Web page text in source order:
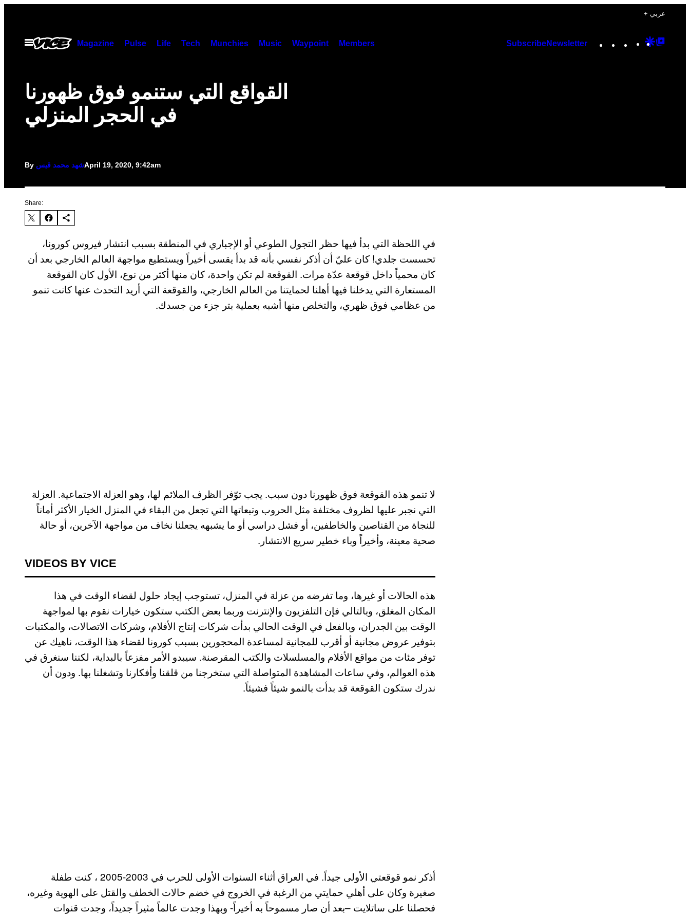
content
+ عربي
Open
Menu
Magazine Pulse Life Tech Munchies Music Waypoint Members SubscribeNewsletter Instagram
TikTok
YouTube
Google
القواقع التي ستنمو فوق ظهورنا
في الحجر المنزلي
By شهد محمد قيسApril 19, 2020, 9:42am
Share:
في اللحظة التي بدأ فيها حظر التجول الطوعي أو الإجباري في المنطقة بسبب انتشار فيروس كورونا،
تحسست جلدي! كان عليّ أن أذكر نفسي بأنه قد بدأ يقسى أخيراً ويستطيع مواجهة العالم الخارجي بعد أن
كان محمياً داخل قوقعة عدّة مرات. القوقعة لم تكن واحدة، كان منها أكثر من نوع، الأول كان القوقعة
المستعارة التي يدخلنا فيها أهلنا لحمايتنا من العالم الخارجي، والقوقعة التي أريد التحدث عنها كانت تنمو
من عظامي فوق ظهري، والتخلص منها أشبه بعملية بتر جزء من جسدك.
لا تنمو هذه القوقعة فوق ظهورنا دون سبب. يجب توّفر الظرف الملائم لها، وهو العزلة الاجتماعية. العزلة
التي نجبر عليها لظروف مختلفة مثل الحروب وتبعاتها التي تجعل من البقاء في المنزل الخيار الأكثر أماناً
للنجاة من القناصين والخاطفين، أو فشل دراسي أو ما يشبهه يجعلنا نخاف من مواجهة الآخرين، أو حالة
صحية معينة، وأخيراً وباء خطير سريع الانتشار.
VIDEOS BY VICE
هذه الحالات أو غيرها، وما تفرضه من عزلة في المنزل، تستوجب إيجاد حلول لقضاء الوقت في هذا
المكان المغلق، وبالتالي فإن التلفزيون والإنترنت وربما بعض الكتب ستكون خيارات نقوم بها لمواجهة
الوقت بين الجدران، وبالفعل في الوقت الحالي بدأت شركات إنتاج الأفلام، وشركات الاتصالات، والمكتبات
بتوفير عروض مجانية أو أقرب للمجانية لمساعدة المحجورين بسبب كورونا لقضاء هذا الوقت، ناهيك عن
توفر مئات من مواقع الأفلام والمسلسلات والكتب المقرصنة. سيبدو الأمر مفزعاً بالبداية، لكننا سنغرق في
هذه العوالم، وفي ساعات المشاهدة المتواصلة التي ستخرجنا من قلقنا وأفكارنا وتشغلنا بها. ودون أن
ندرك ستكون القوقعة قد بدأت بالنمو شيئاً فشيئاً.
أذكر نمو قوقعتي الأولى جيداً. في العراق أثناء السنوات الأولى للحرب في 2003-2005 ، كنت طفلة
صغيرة وكان على أهلي حمايتي من الرغبة في الخروج في خضم حالات الخطف والقتل على الهوية وغيره،
فحصلنا على ساتلايت –بعد أن صار مسموحاً به أخيراً- وبهذا وجدت عالماً مثيراً جديداً، وجدت قنوات